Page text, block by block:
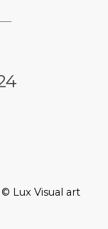
Lux Visual art